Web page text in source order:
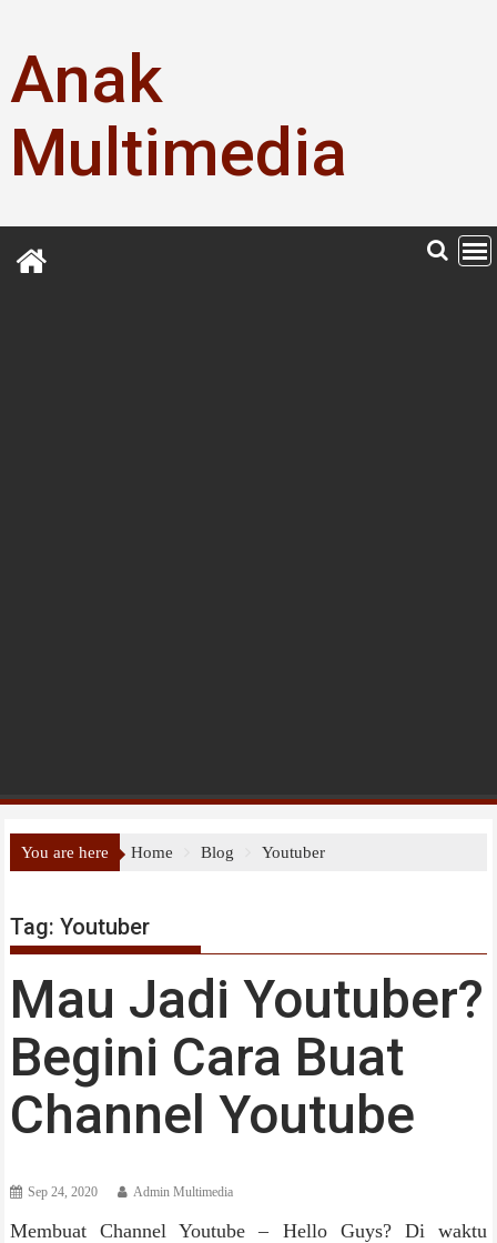
content
Anak
Multimedia
You are here Home Blog Youtuber
Tag:Youtuber
Mau Jadi Youtuber?
Begini Cara Buat
Channel Youtube
Sep 24, 2020 Admin Multimedia
Membuat Channel Youtube – Hello Guys? Di waktu